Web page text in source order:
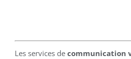
Les services de communication